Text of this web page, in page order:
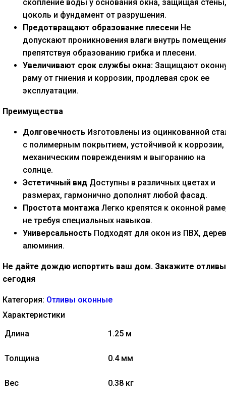
скопление воды у основания окна, защищая стены,
цоколь и фундамент от разрушения.
Предотвращают образование плесени Не
допускают проникновения влаги внутрь
препятствуя образованию грибка и плесени.
Увеличивают срок службы окна: Защищают
раму от гниения и коррозии, продлевая срок ее
эксплуатации.
Преимущества
Долговечность Изготовлены из оцинкованной
с полимерным покрытием, устойчивой к коррозии,
механическим повреждениям и выгоранию на
солнце.
Эстетичный вид Доступны в различных цветах и
размерах, гармонично дополнят любой фасад.
Простота монтажа Легко крепятся к оконной
не требуя специальных навыков.
Универсальность Подходят для окон из ПВХ,
алюминия.
Не дайте дождю испортить ваш дом. Закажите отливы
сегодня
Категория: Отливы оконные
Характеристики
Длина
1.25 м
Толщина 0.4 мм
Вес 0.38 кг